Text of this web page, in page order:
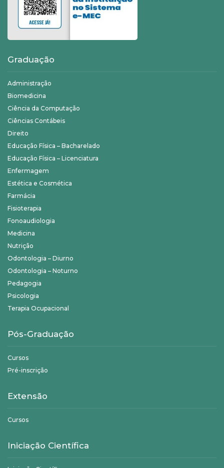
Graduação
Administração
Biomedicina
Ciência da Computação
Ciências Contábeis
Direito
Educação Física – Bacharelado
Educação Física – Licenciatura
Enfermagem
Estética e Cosmética
Farmácia
Fisioterapia
Fonoaudiologia
Medicina
Nutrição
Odontologia – Diurno
Odontologia – Noturno
Pedagogia
Psicologia
Terapia Ocupacional
Pós-Graduação
Cursos
Pré-inscrição
Extensão
Cursos
Iniciação Científica